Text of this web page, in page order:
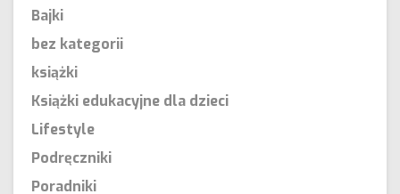
Bajki
bez kategorii
książki
Książki edukacyjne dla dzieci
Lifestyle
Podręczniki
Poradniki